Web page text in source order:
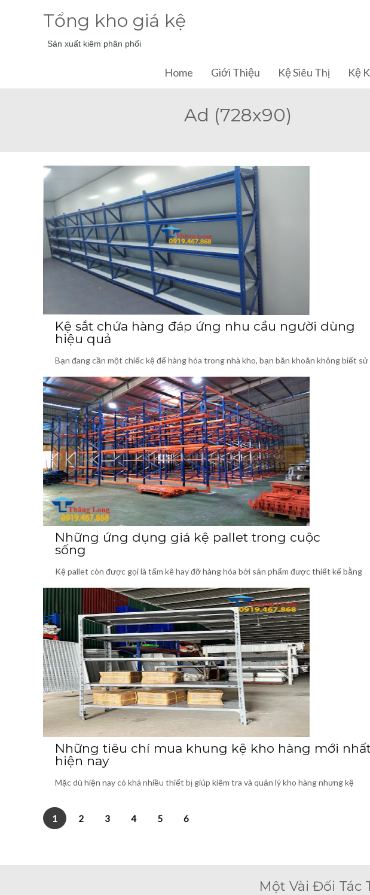
Tổng kho giá kệ
Sản xuất kiêm phân phối
Home Giới Thiệu Kệ Siêu Thị Kệ
Ad (728x90)
Kệ sắt chứa hàng đáp ứng nhu cầu người dùng
hiệu quả
Bạn đang cần một chiếc kệ để hàng hóa trong nhà kho, bạn băn khoăn không biết
Những ứng dụng giá kệ pallet trong cuộc
sống
Kệ pallet còn được gọi là tấm kê hay đỡ hàng hóa bởi sản phẩm được thiết kế bằng
Những tiêu chí mua khung kệ kho hàng mới
hiện nay
Mặc dù hiện nay có khá nhiều thiết bị giúp kiêm tra và quản lý kho hàng nhưng kệ
1 2 3 4 5 6
Một Vài Đối Tác